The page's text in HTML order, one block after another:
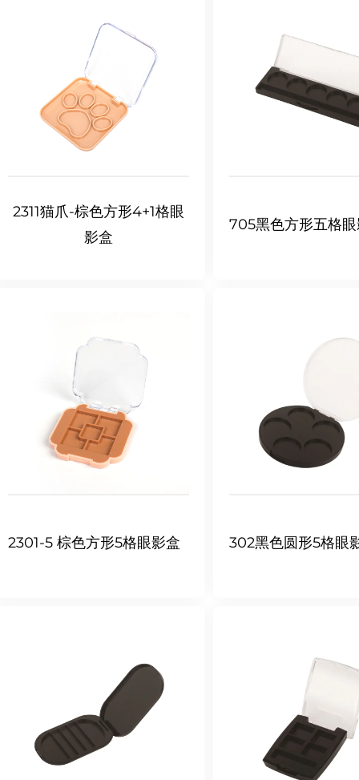
2311猫爪-棕色方形4+1格眼
影盒
705黑色方形五格眼
2301-5 棕色方形5格眼影盒 302黑色圆形5格眼